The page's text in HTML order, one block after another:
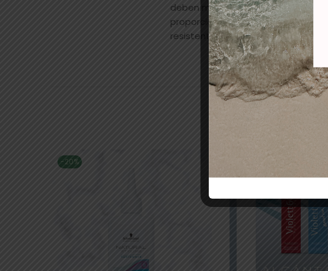
deben mezclar los tonos moda
proporción de mezcla 2 a 1, es
resistentes mezclar en la misma
-20%